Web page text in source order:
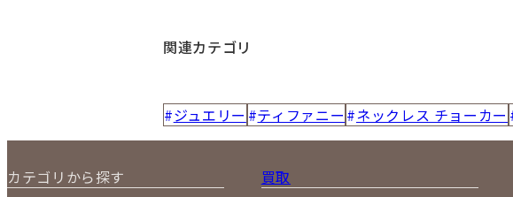
関連カテゴリ
ジュエリー ティファニー ネックレス チョーカー
カテゴリから探す
買取